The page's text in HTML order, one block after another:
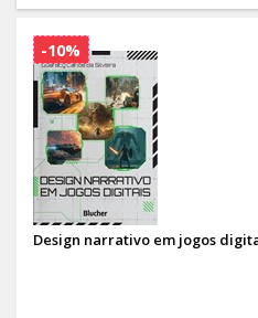
Design narrativo em jogos
-10%